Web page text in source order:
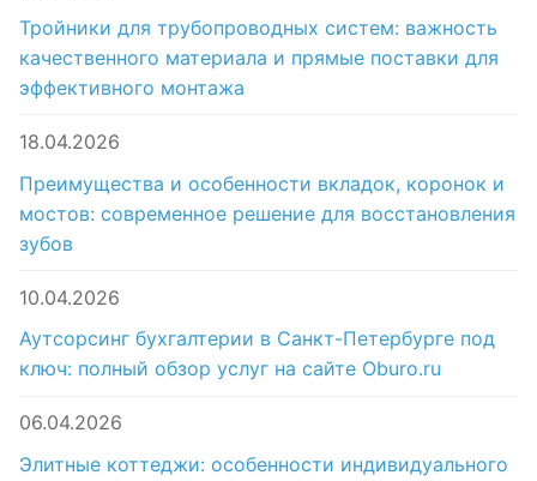
Тройники для трубопроводных систем: важность
качественного материала и прямые поставки для
эффективного монтажа
18.04.2026
Преимущества и особенности вкладок, коронок и
мостов: современное решение для восстановления
зубов
10.04.2026
Аутсорсинг бухгалтерии в Санкт-Петербурге под
ключ: полный обзор услуг на сайте Oburo.ru
06.04.2026
Элитные коттеджи: особенности индивидуального